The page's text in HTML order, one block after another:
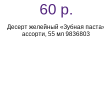
60 р.
Десерт желейный «Зубная
ассорти, 55 мл 9836803